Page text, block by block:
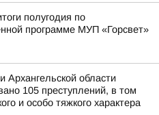
полугодия по
программе МУП «Горсвет»
Архангельской области
105 преступлений, в том
и особо тяжкого характера